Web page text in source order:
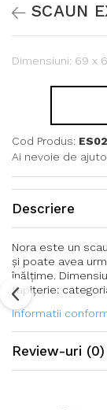
SCAUN
Dimensiuni: 69 x
Cod Produs:
Ai nevoie de
Descriere
Nora este un
și poate avea
înălțime.
tapițerie:
Informatii
Review-uri (0)